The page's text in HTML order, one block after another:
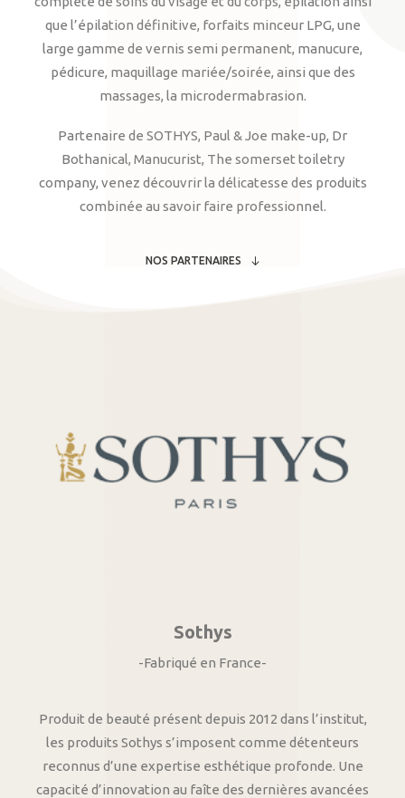
que l’épilation définitive, forfaits minceur LPG, une
large gamme de vernis semi permanent, manucure,
pédicure, maquillage mariée/soirée, ainsi que des
massages, la microdermabrasion.
Partenaire de SOTHYS, Paul & Joe make-up, Dr
Bothanical, Manucurist, The somerset toiletry
company, venez découvrir la délicatesse des produits
combinée au savoir faire professionnel.
NOS PARTENAIRES
Sothys
-Fabriqué en France-
Produit de beauté présent depuis 2012 dans l’institut,
les produits Sothys s’imposent comme détenteurs
reconnus d’une expertise esthétique profonde. Une
capacité d’innovation au faîte des dernières avancées